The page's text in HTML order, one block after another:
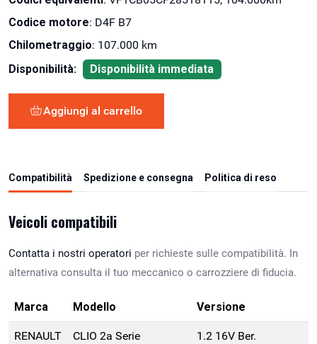
Codice motore: D4F B7
Chilometraggio: 107.000 km
Disponibilità:
Disponibilità immediata
Aggiungi al carrello
Compatibilità Spedizione e consegna Politica di reso
Veicoli compatibili
Contatta i nostri operatori per richieste sulle compatibilità. In
alternativa consulta il tuo meccanico o carrozziere di fiducia.
Marca Modello Versione
RENAULT
CLIO 2a Serie
1.2 16V Ber.